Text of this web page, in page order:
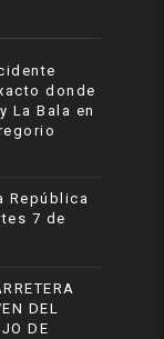
donde
La Bala en
República
7 de
DEL
DE